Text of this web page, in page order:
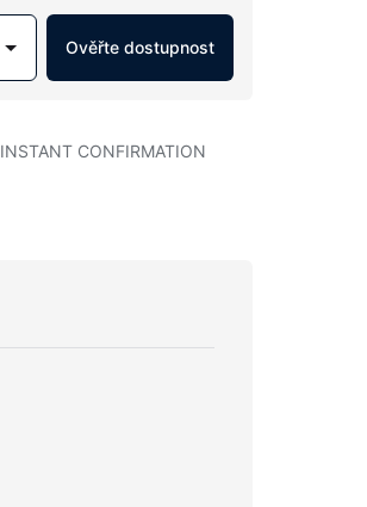
Ověřte dostupnost
INSTANT CONFIRMATION